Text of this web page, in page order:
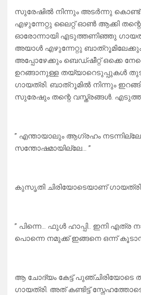
സുരേഷിൽ നിന്നും അടർന്നു കൊണ്ട്
എഴുന്നേറ്റു ലൈറ്റ് ഓൺ ആക്കി
ഓരോന്നായി എടുത്തണിഞ്ഞു
അയാൾ എഴുന്നേറ്റു
അപ്പോഴേക്കും ബെഡ്ഷീറ്റ് ഒക്കെ
ഉറങ്ങാനുള്ള തയ്യാറെടുപ്പുകൾ
ഗായത്രി. ബാത്‌റൂമിൽ നിന്നും
സുരേഷും തന്റെ വസ്ത്രങ്ങൾ.
” എന്തായാലും ആഗ്രഹം നടന്നില്ലേ
സന്തോഷമായില്ലേ… ”
കുസൃതി ചിരിയോടെയാണ് ഗായത്രി
” പിന്നെ… ഫുൾ ഹാപ്പി.. ഇനി എത്ര
പൊന്നെ നമുക്ക് ഇങ്ങനെ ഒന്ന് കൂടാൻ
ആ ചോദ്യം കേട്ട് പുഞ്ചിരിയോടെ
ഗായത്രി. അത് കണ്ടിട്ട്